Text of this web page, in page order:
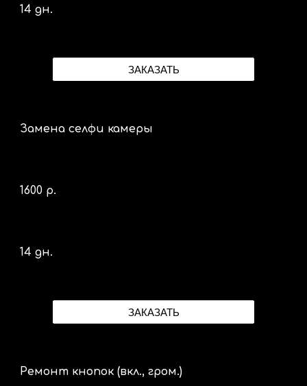
14 дн.
ЗАКАЗАТЬ
Замена селфи камеры
1600 р.
14 дн.
ЗАКАЗАТЬ
Ремонт кнопок (вкл., гром.)